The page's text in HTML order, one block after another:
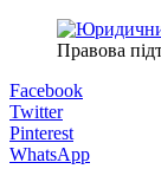
Правова
Facebook
Twitter
Pinterest
WhatsApp